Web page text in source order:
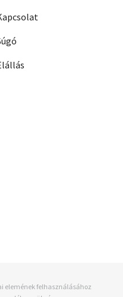
elemének felhasználásához